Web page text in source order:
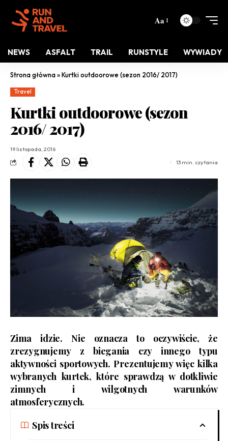
Aa
NEWS ASFALT TRAIL RUNSTYLE WYWIADY
Strona główna»Kurtki outdoorowe (sezon 2016/ 2017)
Travel
Kurtki outdoorowe (sezon
2016/ 2017)
19 listopada, 2016
13 min. czytania
Zima idzie. Nie oznacza to oczywiście, że
zrezygnujemy z biegania czy innego typu
aktywności sportowych. Prezentujemy więc kilka
wybranych kurtek, które sprawdzą w dotkliwie
zimnych i wilgotnych warunków
atmosferycznych.
Spis treści